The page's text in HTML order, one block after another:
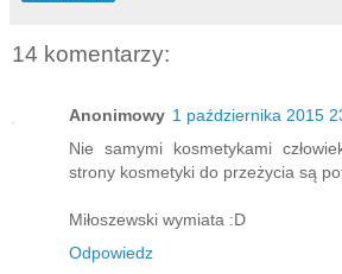
14 komentarzy:
Anonimowy 1 października 2015
Nie samymi kosmetykami
strony kosmetyki do przeżycia są
Miłoszewski wymiata :D
Odpowiedz